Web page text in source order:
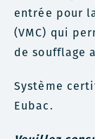
entrée pour
(VMC) qui
de soufflage
Système
Eubac.